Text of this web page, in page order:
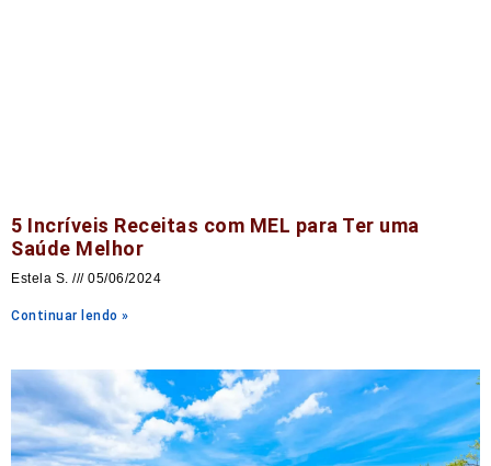
5 Incríveis Receitas com MEL para Ter uma
Saúde Melhor
Estela S. 05/06/2024
Continuar lendo »